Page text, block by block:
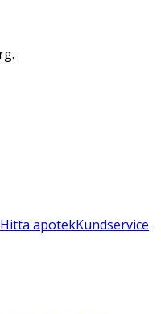
Hitta apotekKundservice